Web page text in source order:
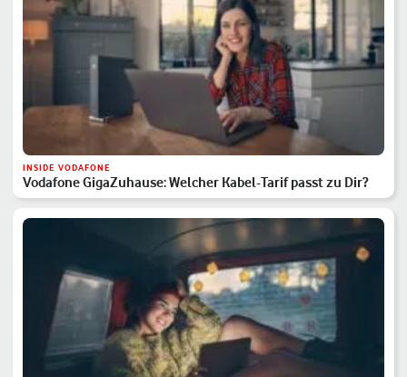
INSIDE VODAFONE
Vodafone GigaZuhause: Welcher Kabel-Tarif passt zu Dir?